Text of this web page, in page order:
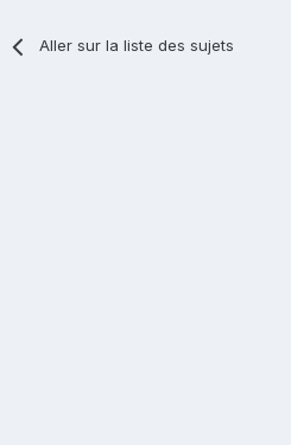
Aller sur la liste des sujets